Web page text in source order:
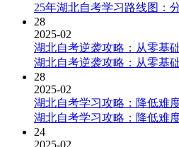
25年湖北自考学习路线图：
28
2025-02
湖北自考逆袭攻略：从零基
湖北自考逆袭攻略：从零基
28
2025-02
湖北自考学习攻略：降低难
湖北自考学习攻略：降低难
24